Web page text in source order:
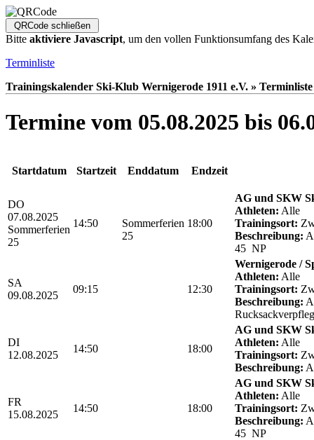
Bitte aktiviere Javascript, um den vollen Funktionsumfang des
Terminliste
Trainingskalender Ski-Klub Wernigerode 1911 e.V. » Terminliste
Termine vom 05.08.2025 bis
Startdatum Startzeit Enddatum Endzeit
DO
07.08.2025
Sommerferien
25
14:50
Sommerferien
25
18:00
AG und SKW
Athleten: Alle
Trainingsort:
Beschreibung:
45 NP
SA
09.08.2025
09:15 12:30
Wernigerode /
Athleten: Alle
Trainingsort:
Beschreibung:
DI
12.08.2025
14:50 18:00
AG und SKW
Athleten: Alle
Trainingsort:
Beschreibung:
FR
15.08.2025
14:50 18:00
AG und SKW
Athleten: Alle
Trainingsort:
Beschreibung:
45 NP